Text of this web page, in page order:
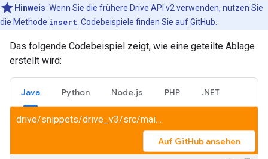
Hinweis :Wenn Sie die frühere Drive API v2 verwenden, nutzen Sie
die Methode insert . Codebeispiele finden Sie aufGitHub
Das folgende Codebeispiel zeigt, wie eine geteilte Ablage
erstellt wird:
Java Python Node.js PHP .NET
drive/snippets/drive_v3/src/main/java/CreateDrive.java
Auf GitHub ansehen